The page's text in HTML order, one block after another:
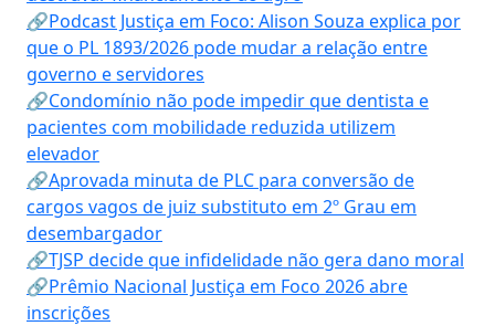
🔗Podcast Justiça em Foco: Alison Souza explica por
que o PL 1893/2026 pode mudar a relação entre
governo e servidores
🔗Condomínio não pode impedir que dentista e
pacientes com mobilidade reduzida utilizem
elevador
🔗Aprovada minuta de PLC para conversão de
cargos vagos de juiz substituto em 2º Grau em
desembargador
🔗TJSP decide que infidelidade não gera dano moral
🔗Prêmio Nacional Justiça em Foco 2026 abre
inscrições